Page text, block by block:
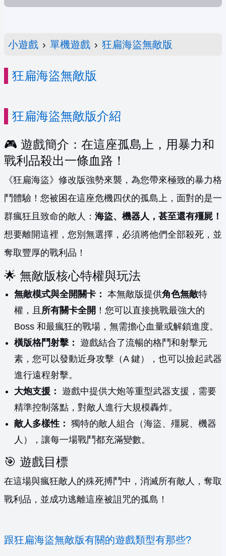
小遊戲 › 單機遊戲 › 狂扁海盜無敵版
狂扁海盜無敵版
狂扁海盜無敵版介紹
🎮 遊戲簡介：在這座孤島上，用暴力和
戰利品殺出一條血路！
《狂扁海盜》修改版強勢來襲，為您帶來極致的暴力格
鬥體驗！您被困在這座危機四伏的孤島上，面對的是一
群瘋狂且致命的敵人： 海盜、機器人，甚至還有殭屍！
想要離開這裡，您別無選擇，必須將他們全部殺死，並
奪取豐厚的戰利品！
🌟 無敵版核心特權與玩法
無敵模式與全開關卡： 本無敵版提供角色無敵特
權，且 所有關卡全開 ！您可以直接挑戰最強大的
Boss 和最瘋狂的戰場，無需擔心血量或解鎖進度。
橫版格鬥射擊： 遊戲結合了流暢的格鬥和射擊元
素，您可以發動近身攻擊（A 鍵），也可以撿起武器
進行遠程射擊。
大炮支援： 遊戲中提供大炮等重型武器支援，需要
精準控制落點，對敵人進行大規模轟炸。
敵人多樣性： 獨特的敵人組合（海盜、殭屍、機器
人），讓每一場戰鬥都充滿變數。
🎯 遊戲目標
在這場與瘋狂敵人的殊死搏鬥中，消滅所有敵人，奪取
戰利品，並成功逃離這座被詛咒的孤島！
跟狂扁海盜無敵版有關的遊戲類型有那些?